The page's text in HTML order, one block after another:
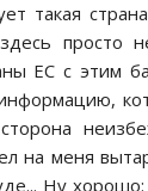
такая
проcто
ЕC c этим
на меня
Ну